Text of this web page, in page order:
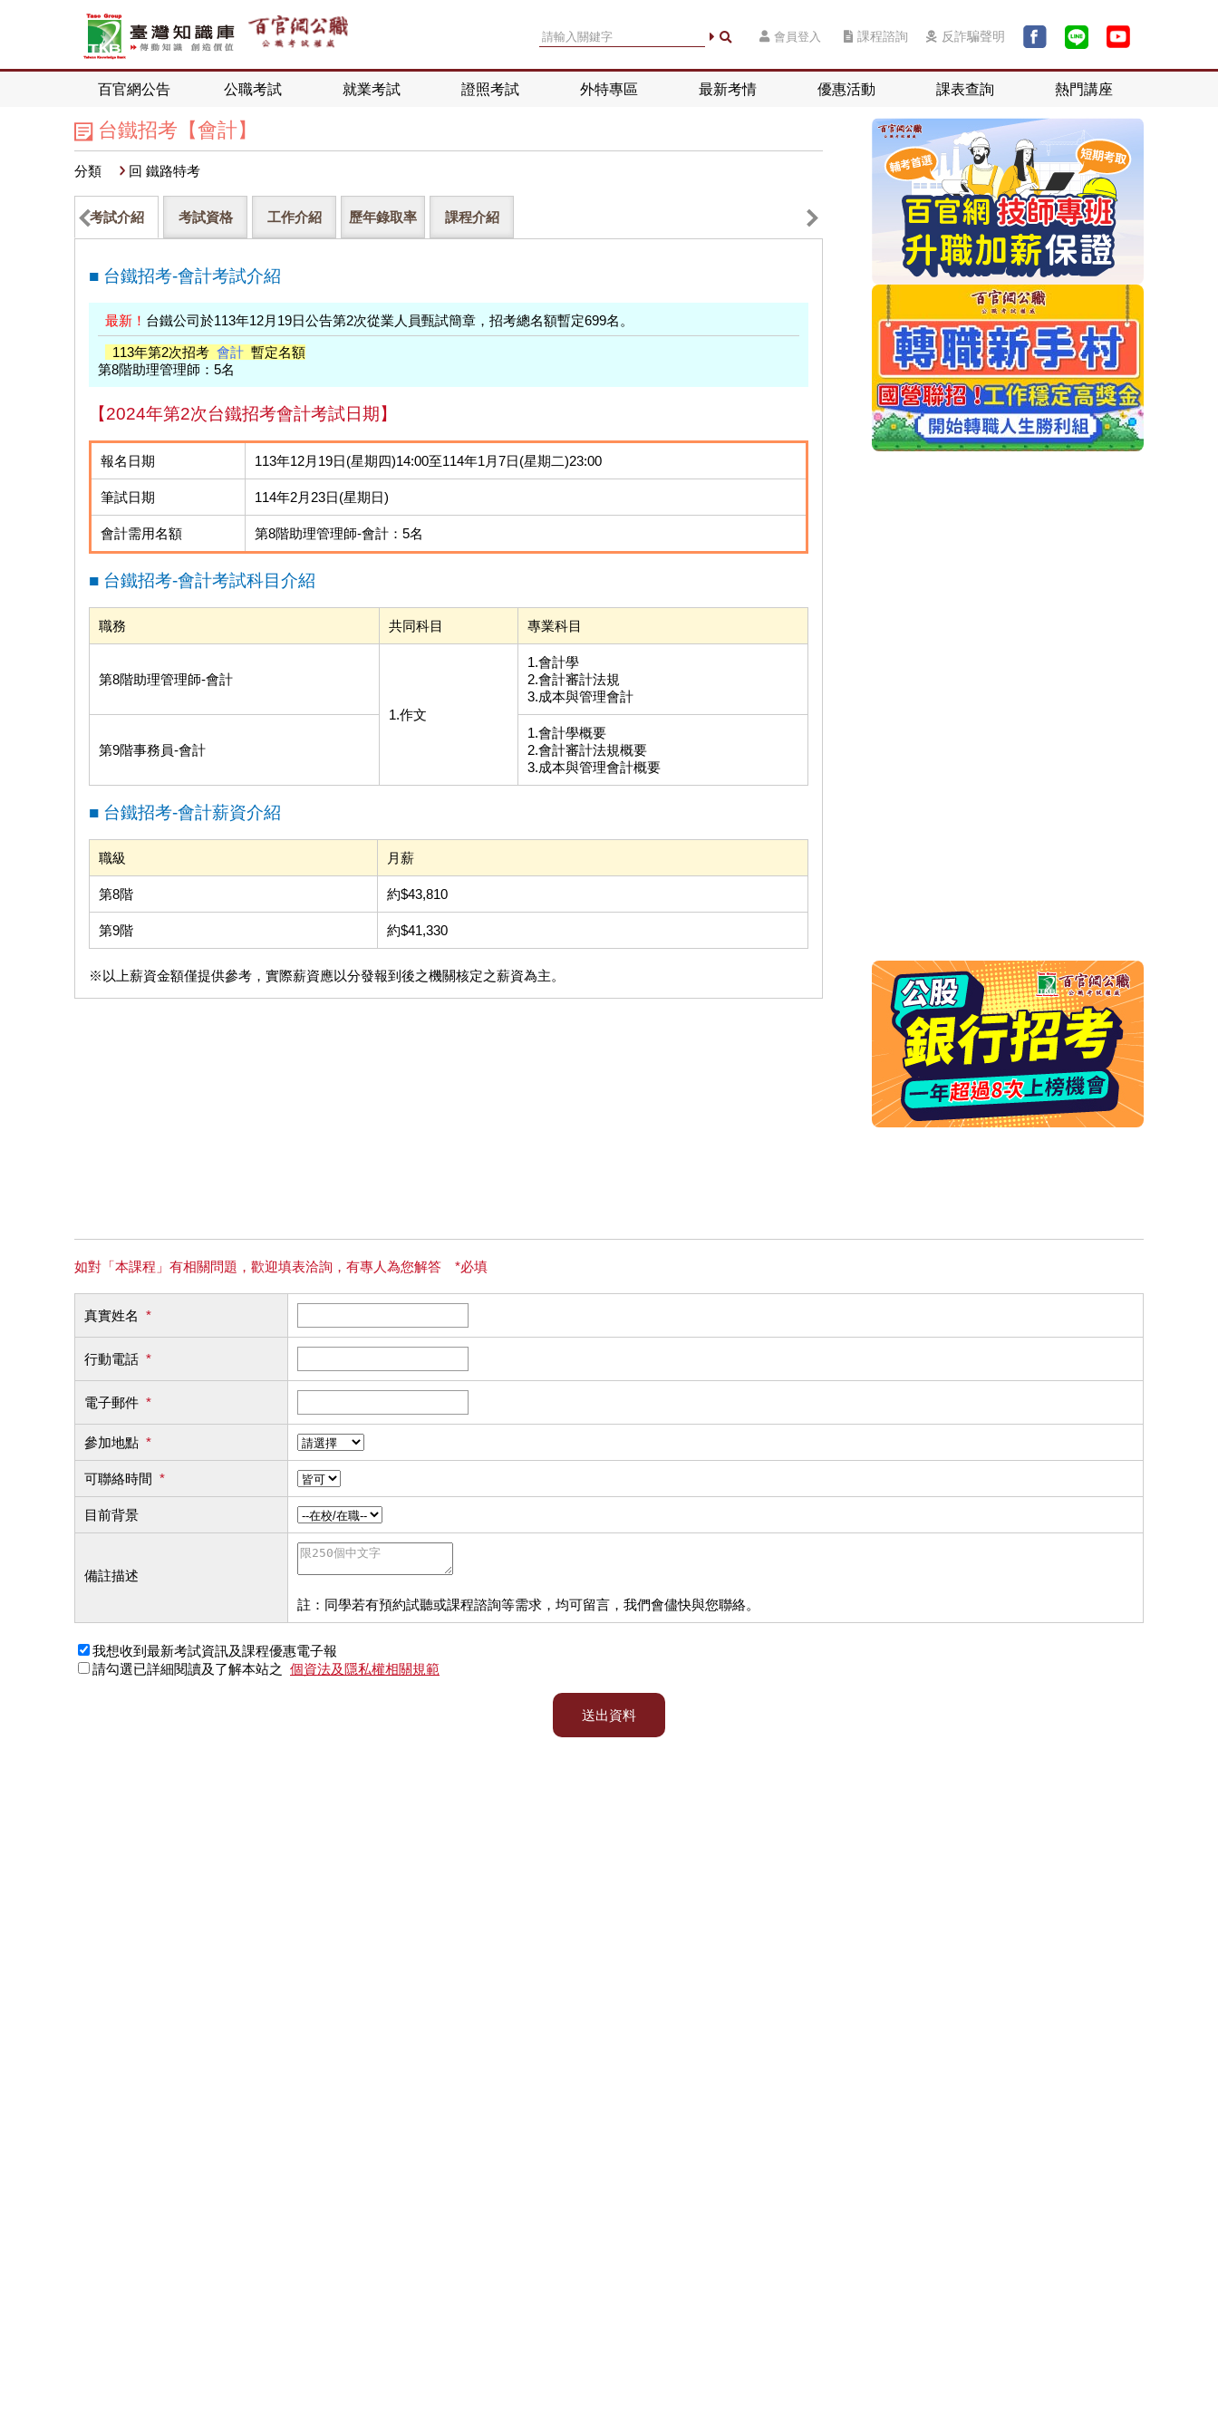
會員登入 課程諮詢 反詐騙聲明
百官網公告 公職考試 就業考試 證照考試 外特專區 最新考情 優惠活動 課表查詢 熱門講座
台鐵招考【會計】
分類 回 鐵路特考
考試介紹 考試資格 工作介紹 歷年錄取率 課程介紹
■ 台鐵招考-會計考試介紹
最新！ 台鐵公司於113年12月19日公告第2次從業人員甄試簡章，招考總名額暫定699名。
113年第2次招考 會計 暫定名額
第8階助理管理師：5名
【2024年第2次台鐵招考會計考試日期】
報名日期 113年12月19日(星期四)14:00至114年1月7日(星期二)23:00
筆試日期 114年2月23日(星期日)
會計需用名額 第8階助理管理師-會計：5名
■ 台鐵招考-會計考試科目介紹
職務 共同科目 專業科目
第8階助理管理師-會計
1.作文
1.會計學
2.會計審計法規
3.成本與管理會計
第9階事務員-會計
1.會計學概要
2.會計審計法規概要
3.成本與管理會計概要
■ 台鐵招考-會計薪資介紹
職級 月薪
第8階 約$43,810
第9階 約$41,330
※以上薪資金額僅提供參考，實際薪資應以分發報到後之機關核定之薪資為主。
如對「本課程」有相關問題，歡迎填表洽詢，有專人為您解答 *必填
真實姓名 *
行動電話 *
電子郵件 *
參加地點 *
可聯絡時間 *
目前背景
備註描述
註：同學若有預約試聽或課程諮詢等需求，均可留言，我們會儘快與您聯絡。
我想收到最新考試資訊及課程優惠電子報
請勾選已詳細閱讀及了解本站之 個資法及隱私權相關規範
送出資料